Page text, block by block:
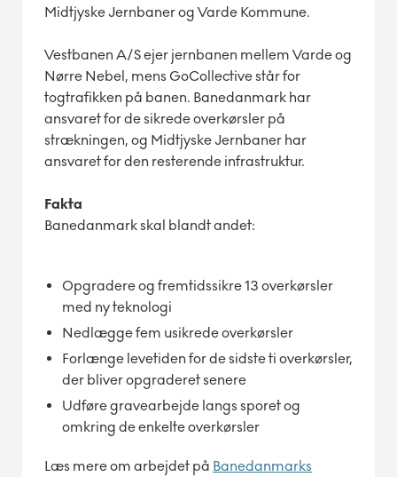
Midtjyske Jernbaner og Varde Kommune.
Vestbanen A/S ejer jernbanen mellem Varde og
Nørre Nebel, mens GoCollective står for
togtrafikken på banen. Banedanmark har
ansvaret for de sikrede overkørsler på
strækningen, og Midtjyske Jernbaner har
ansvaret for den resterende infrastruktur.
Fakta
Banedanmark skal blandt andet:
Opgradere og fremtidssikre 13 overkørsler
med ny teknologi
Nedlægge fem usikrede overkørsler
Forlænge levetiden for de sidste ti overkørsler,
der bliver opgraderet senere
Udføre gravearbejde langs sporet og
omkring de enkelte overkørsler
Læs mere om arbejdet på Banedanmarks